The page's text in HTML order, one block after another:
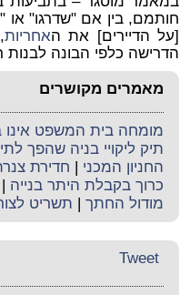
חותמם, בין אם "שדרגו" או
[על הדיירים] את האחריות
הדרישה כלפי הבונה לבנות
מאמרים מקושרים
מומחה בית המשפט אינו
תיק ליקויי בניה שהפך
החניון המכני | חדירת
כרוך בקבלת היתר בנייה |
מודול החתך | תשריט
Tweet